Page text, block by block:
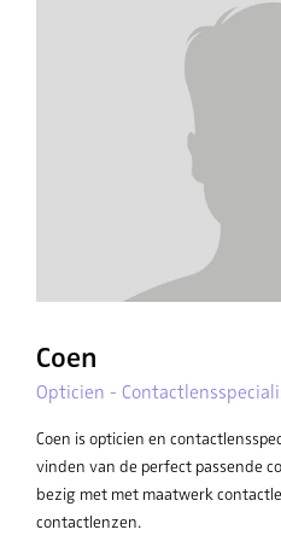
Coen
Opticien -
Coen is opticien en
vinden van de perfect passende
bezig met met maatwerk
contactlenzen.